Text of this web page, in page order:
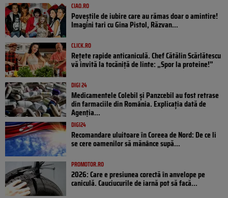
CIAO.RO
Poveştile de iubire care au rămas doar o amintire!
Imagini tari cu Gina Pistol, Răzvan...
CLICK.RO
Rețete rapide anticaniculă. Chef Cătălin Scărlătescu
vă invită la tocăniță de linte: „Spor la proteine!”
DIGI 24
Medicamentele Colebil și Panzcebil au fost retrase
din farmaciile din România. Explicația dată de
Agenția...
DIGI24
Recomandare uluitoare în Coreea de Nord: De ce li
se cere oamenilor să mănânce supă...
PROMOTOR.RO
2026: Care e presiunea corectă în anvelope pe
caniculă. Cauciucurile de iarnă pot să facă...